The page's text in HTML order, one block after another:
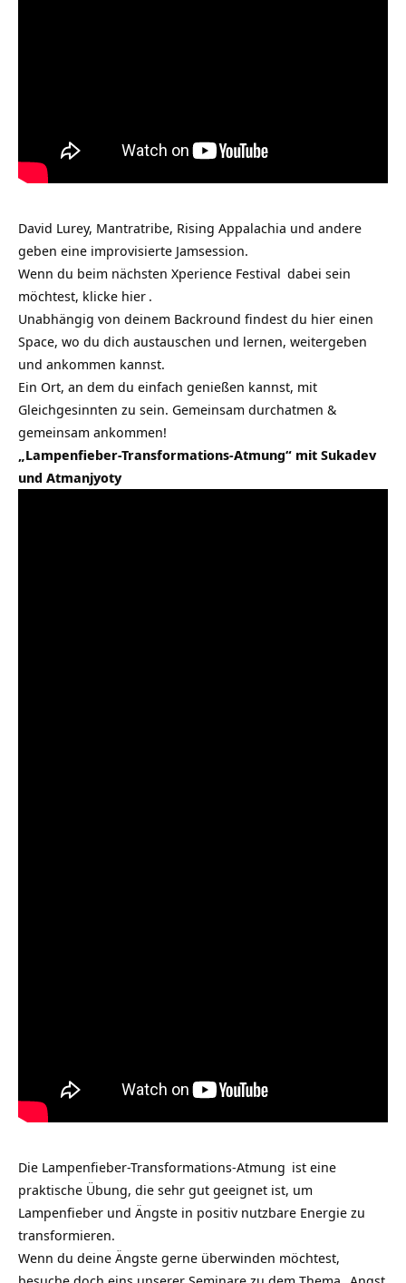
David Lurey, Mantratribe, Rising Appalachia und andere
geben eine improvisierte Jamsession.
Wenn du beim nächsten Xperience Festival dabei sein
möchtest, klicke hier .
Unabhängig von deinem Backround findest du hier einen
Space, wo du dich austauschen und lernen, weitergeben
und ankommen kannst.
Ein Ort, an dem du einfach genießen kannst, mit
Gleichgesinnten zu sein. Gemeinsam durchatmen &
gemeinsam ankommen!
„Lampenfieber-Transformations-Atmung“ mit Sukadev
und Atmanjyoty
Die Lampenfieber-Transformations-Atmung ist eine
praktische Übung, die sehr gut geeignet ist, um
Lampenfieber und Ängste in positiv nutzbare Energie zu
transformieren.
Wenn du deine Ängste gerne überwinden möchtest,